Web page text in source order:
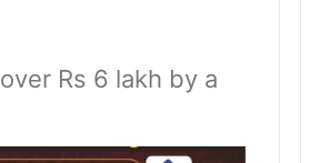
Rs 6 lakh by a